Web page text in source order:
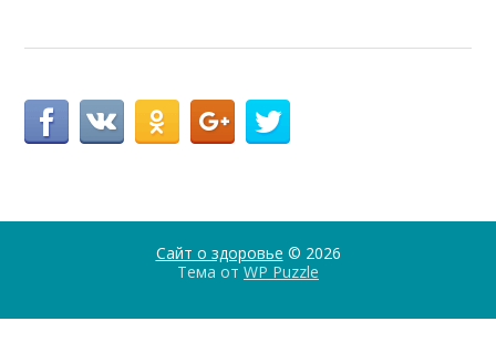
Сайт о здоровье © 2026
Тема от WP Puzzle